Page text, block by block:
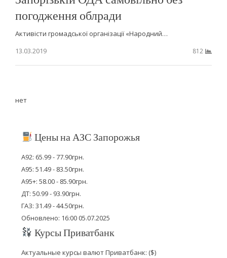
погодження облради
Активісти громадської організації «Народний…
13.03.2019
812
нет
Цены на АЗС Запорожья
А92: 65.99 - 77.90грн.
А95: 51.49 - 83.50грн.
А95+: 58.00 - 85.90грн.
ДТ: 50.99 - 93.90грн.
ГАЗ: 31.49 - 44.50грн.
Обновлено: 16:00 05.07.2025
Курсы Приватбанк
Актуальные курсы валют Приватбанк: ($)